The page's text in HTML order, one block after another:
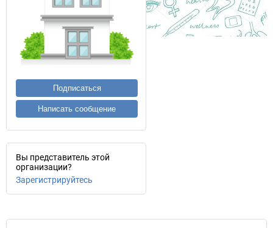
Подписаться
Написать сообщение
Вы представитель этой
организации?
Зарегистрируйтесь